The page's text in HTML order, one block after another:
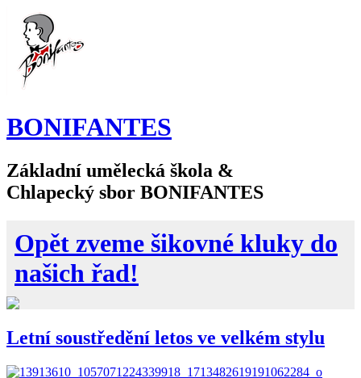
BONIFANTES
Základní umělecká škola &
Chlapecký sbor BONIFANTES
Opět zveme šikovné kluky do
našich řad!
Letní soustředění letos ve velkém stylu